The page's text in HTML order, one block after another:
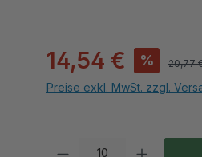
14,54 € % 20,77
Preise exkl. MwSt. zzgl.